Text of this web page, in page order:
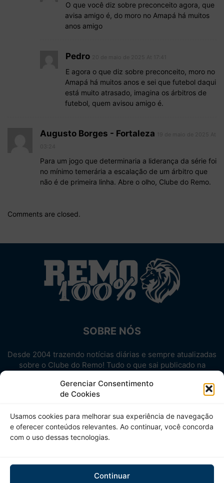
Gerenciar Consentimento
de Cookies
Usamos cookies para melhorar sua experiência de navegação
e oferecer conteúdos relevantes. Ao continuar, você concorda
com o uso dessas tecnologias.
Continuar
O que você diz sobre preconceito agora, que
avisa amigo é, do moro no Amapá há muitos
anos amigo
Pedro
E agora o que diz sobre preconceito, moro no
Amapá há muitos anos e sei que futebol daqui
está muito atrasado, imagina os árbitros de
futebol, quem avisou amigo é.
Augusto Borges - Fortaleza
Para um jogo que determinaria a liderança da série foi
no mínimo temerária a escalação de um árbitro que
não é de primeira linha. Abre o olho, Clube do Remo.
Comments are closed.
SOBRE NÓS
Desde 2004 trazendo notícias diárias e sempre atualizadas
sobre o Clube do Remo! Tudo o que sai publicado na
Aproveite! Site não-oficial.
SIGA-NOS